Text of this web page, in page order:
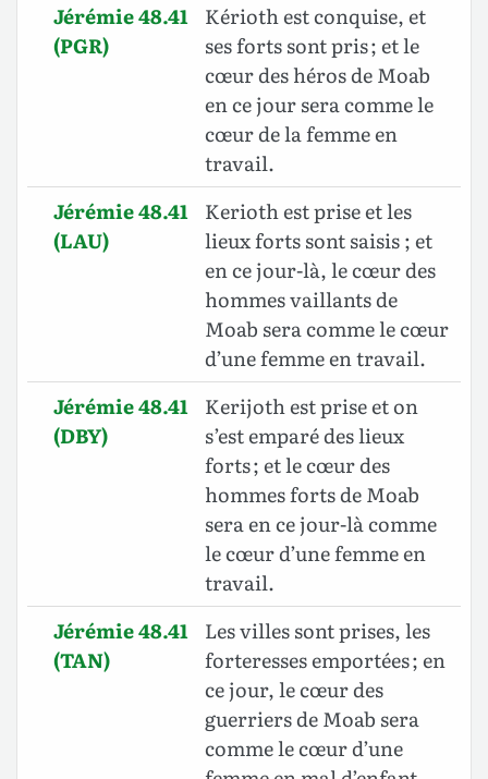
Jérémie 48.41
(PGR)
Kérioth est conquise, et
ses forts sont pris ; et le
cœur des héros de Moab
en ce jour sera comme le
cœur de la femme en
travail.
Jérémie 48.41
(LAU)
Kerioth est prise et les
lieux forts sont saisis ; et
en ce jour-là, le cœur des
hommes vaillants de
Moab sera comme le cœur
d’une femme en travail.
Jérémie 48.41
(DBY)
Kerijoth est prise et on
s’est emparé des lieux
forts ; et le cœur des
hommes forts de Moab
sera en ce jour-là comme
le cœur d’une femme en
travail.
Jérémie 48.41
(TAN)
Les villes sont prises, les
forteresses emportées ; en
ce jour, le cœur des
guerriers de Moab sera
comme le cœur d’une